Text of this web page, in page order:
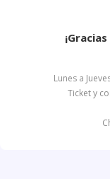
Lunes a
Ticket y